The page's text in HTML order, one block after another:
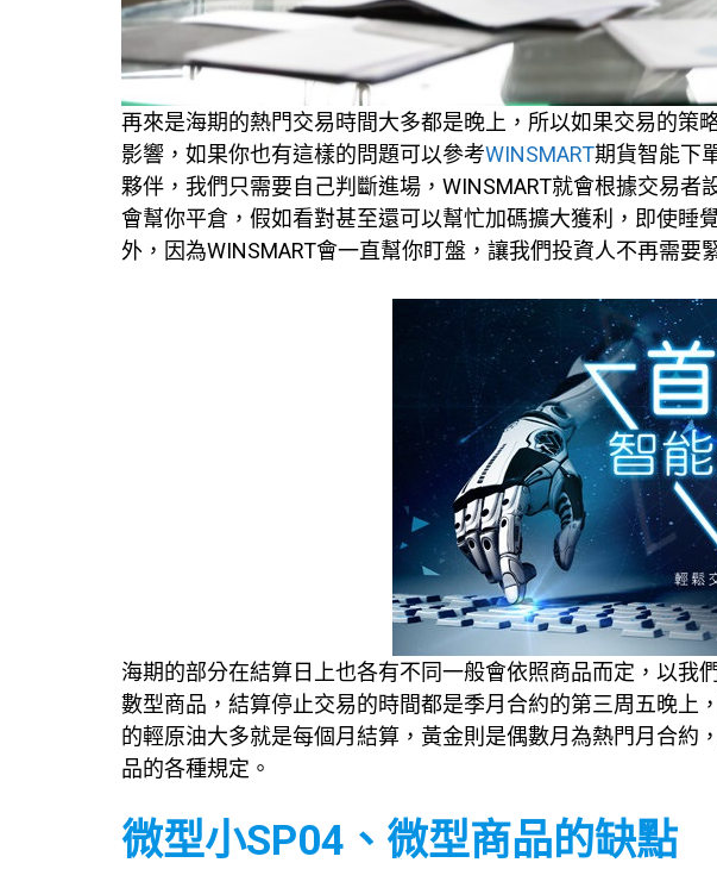
再來是海期的熱門交易時間大多都是晚上，所以如果交易的策
影響，如果你也有這樣的問題可以參考WINSMART期貨智能下
夥伴，我們只需要自己判斷進場，WINSMART就會根據交易
會幫你平倉，假如看對甚至還可以幫忙加碼擴大獲利，即使睡
外，因為WINSMART會一直幫你盯盤，讓我們投資人不再需要
海期的部分在結算日上也各有不同一般會依照商品而定，以我
數型商品，結算停止交易的時間都是季月合約的第三周五晚上
的輕原油大多就是每個月結算，黃金則是偶數月為熱門月合約
品的各種規定。
微型小SP04、微型商品的缺點